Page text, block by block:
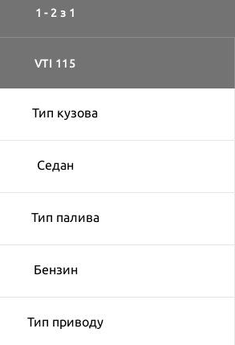
1 - 2 з 1
VTI 115
Тип кузова
Седан
Тип палива
Бензин
Тип приводу